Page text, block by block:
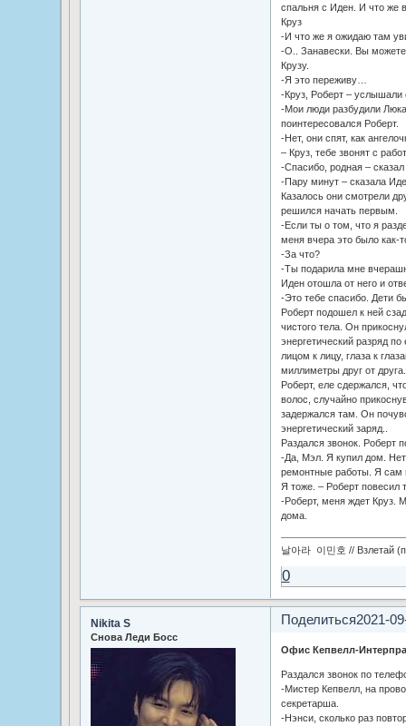
спальня с Иден. И что же
Круз
-И что же я ожидаю там
-О.. Занавески. Вы можете
Крузу.
-Я это переживу…
-Круз, Роберт – услышали
-Мои люди разбудили
поинтересовался Роберт.
-Нет, они спят, как
– Круз, тебе звонят с
-Спасибо, родная –
-Пару минут – сказала
Казалось они смотрели
решился начать первым.
-Если ты о том, что я
меня вчера это было как-
-За что?
-Ты подарила мне
Иден отошла от него и
-Это тебе спасибо. Дети
Роберт подошел к ней
чистого тела. Он
энергетический разряд
лицом к лицу, глаза к
миллиметры друг от друга.
Роберт, еле сдержался,
волос, случайно
задержался там. Он
энергетический заряд..
Раздался звонок. Роберт
-Да, Мэл. Я купил дом.
ремонтные работы. Я сам
Я тоже. – Роберт повесил
-Роберт, меня ждет Круз.
дома.
날아라 이민호 // Взлетай
0
Поделиться2021-
Nikita S
Снова Леди Босс
Офис Кепвелл-
Раздался звонок по
-Мистер Кепвелл, на
секретарша.
-Нэнси, сколько раз